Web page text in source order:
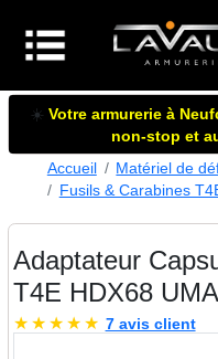
☀️ Votre armurerie à
non-stop et
Accueil
Matériel de
Fusils & Carabines
Adaptateur
T4E HDX68
★ ★ ★ ★ ★ 7 avis client